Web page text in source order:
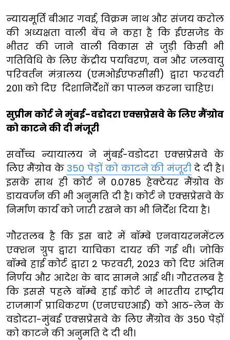
न्यायमूर्ति बीआर गवई, विक्रम नाथ और संजय करोल
की अध्यक्षता वाली बेंच ने कहा है कि ईएसजेड के
भीतर की जाने वाली विकास से जुड़ी किसी भी
गतिविधि के लिए केंद्रीय पर्यावरण, वन और जलवायु
परिवर्तन मंत्रालय (एमओईएफसीसी) द्वारा फरवरी
2011 को दिए दिशानिर्देशों का पालन करना चाहिए।
सुप्रीम कोर्ट ने मुंबई-वडोदरा एक्सप्रेसवे के लिए मैंग्रोव
को काटने की दी मंजूरी
सर्वोच्च न्यायालय ने मुंबई-वडोदरा एक्सप्रेसवे के
लिए मैंग्रोव के 350 पेड़ों को काटने की मंजूरीदे दी है।
इसके साथ ही कोर्ट ने 0.0785 हेक्टेयर मैंग्रोव के
डायवर्जन की भी अनुमति दी है। कोर्ट ने एक्सप्रेसवे के
निर्माण कार्य को जारी रखने का भी निर्देश दिया है।
गौरतलब है कि इस बारे में बॉम्बे एनवायरनमेंटल
एक्शन ग्रुप द्वारा याचिका दायर की गई थी। जोकि
बॉम्बे हाई कोर्ट द्वारा 2 फरवरी, 2023 को दिए अंतिम
निर्णय और आदेश के बाद सामने आई थी। गौरतलब है
कि इससे पहले बॉम्बे हाई कोर्ट ने भारतीय राष्ट्रीय
राजमार्ग प्राधिकरण (एनएचएआई) को आठ-लेन के
वडोदरा-मुंबई एक्सप्रेसवे के लिए मैंग्रोव के 350 पेड़ों
को काटने की अनुमति दे दी थी।